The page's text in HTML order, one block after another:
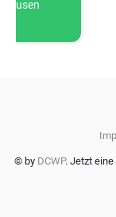
© by DCWP. Jetzt